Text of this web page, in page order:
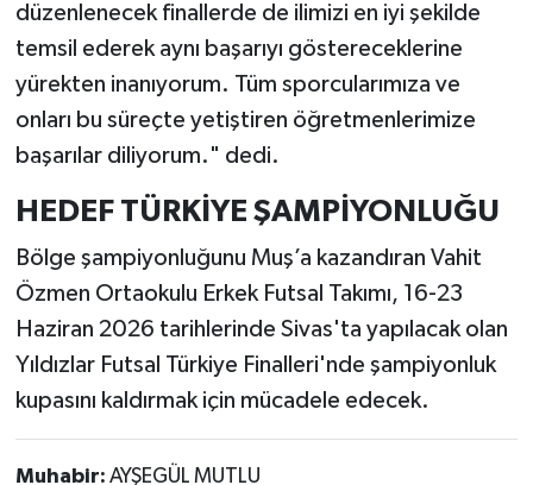
düzenlenecek finallerde de ilimizi en iyi şekilde
temsil ederek aynı başarıyı göstereceklerine
yürekten inanıyorum. Tüm sporcularımıza ve
onları bu süreçte yetiştiren öğretmenlerimize
başarılar diliyorum." dedi.
HEDEF TÜRKİYE ŞAMPİYONLUĞU
Bölge şampiyonluğunu Muş’a kazandıran Vahit
Özmen Ortaokulu Erkek Futsal Takımı, 16-23
Haziran 2026 tarihlerinde Sivas'ta yapılacak olan
Yıldızlar Futsal Türkiye Finalleri'nde şampiyonluk
kupasını kaldırmak için mücadele edecek.
Muhabir: AYŞEGÜL MUTLU